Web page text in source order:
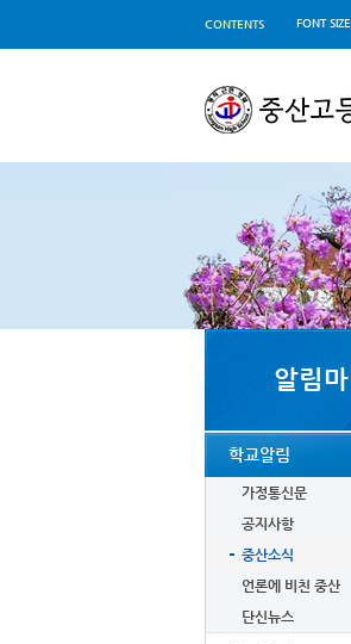
CONTENTS FONT SIZE
알림
학교알림
가정통신문
공지사항
중산소식
언론에 비친 중산
단신뉴스